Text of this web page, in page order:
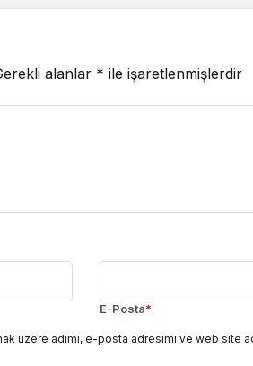
alanlar * ile işaretlenmişlerdir
E-Posta*
üzere adımı, e-posta adresimi ve web site